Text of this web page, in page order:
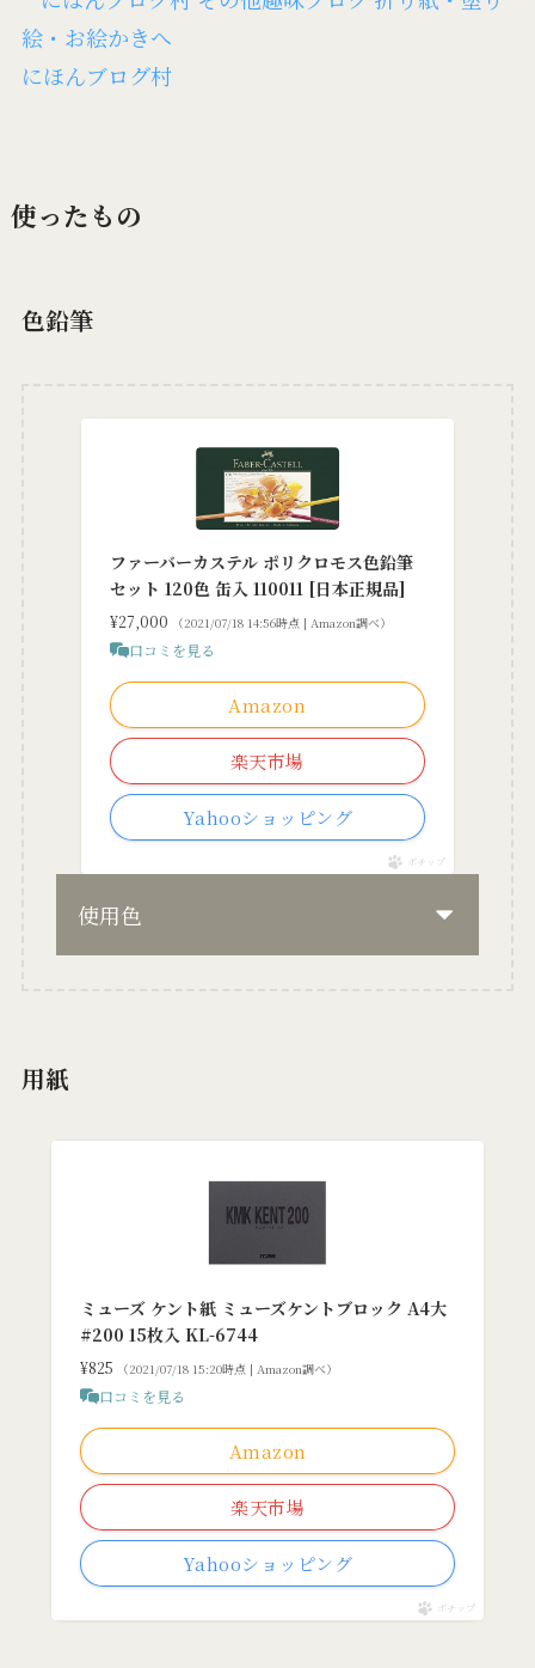
にほんブログ村
使ったもの
色鉛筆
ファーバーカステル ポリクロモス色鉛筆
セット 120色 缶入 110011 [日本正規品]
¥27,000 （2021/07/18 14:56時点 | Amazon調べ）
口コミを見る
Amazon
楽天市場
Yahooショッピング
ポチップ
使用色
用紙
ミューズ ケント紙 ミューズケントブロック A4大
#200 15枚入 KL-6744
¥825 （2021/07/18 15:20時点 | Amazon調べ）
口コミを見る
Amazon
楽天市場
Yahooショッピング
ポチップ